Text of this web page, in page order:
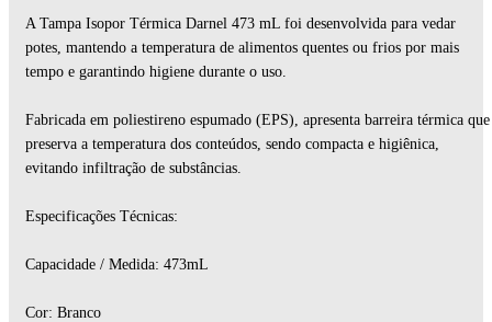
A Tampa Isopor Térmica Darnel 473 mL foi desenvolvida para vedar
potes, mantendo a temperatura de alimentos quentes ou frios por mais
tempo e garantindo higiene durante o uso.
Fabricada em poliestireno espumado (EPS), apresenta barreira térmica que
preserva a temperatura dos conteúdos, sendo compacta e higiênica,
evitando infiltração de substâncias.
Especificações Técnicas:
Capacidade / Medida: 473mL
Cor: Branco